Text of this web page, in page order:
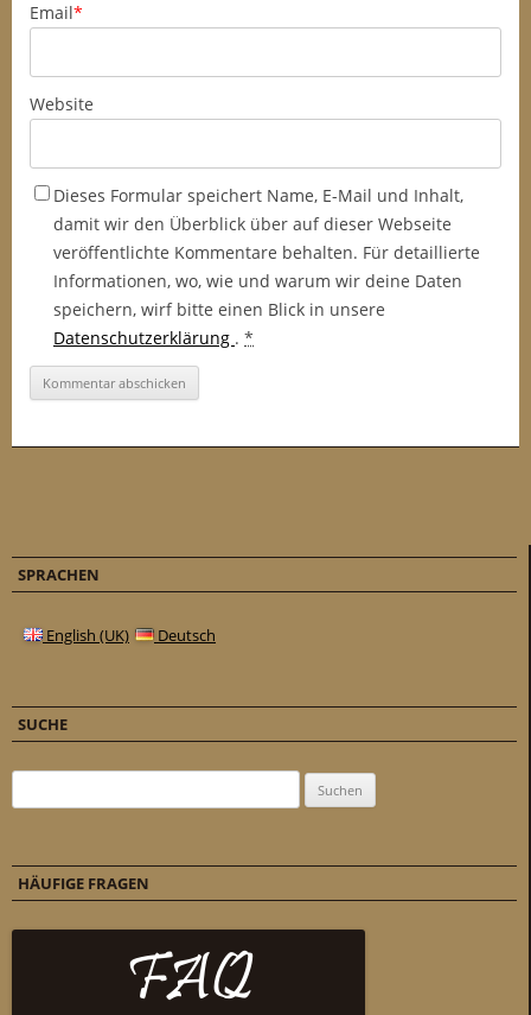
Email*
Website
Dieses Formular speichert Name, E-Mail und Inhalt,
damit wir den Überblick über auf dieser Webseite
veröffentlichte Kommentare behalten. Für detaillierte
Informationen, wo, wie und warum wir deine Daten
speichern, wirf bitte einen Blick in unsere
Datenschutzerklärung . *
SPRACHEN
English (UK) Deutsch
SUCHE
HÄUFIGE FRAGEN